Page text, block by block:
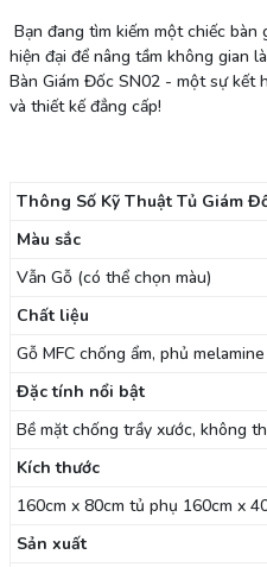
Bạn đang tìm kiếm một chiếc
hiện đại để nâng tầm không gian
Bàn Giám Đốc SN02 - một sự kết
và thiết kế đẳng cấp!
Thông Số Kỹ Thuật Tủ Giám
Màu sắc
Vẫn Gỗ (có thể chọn màu)
Chất liệu
Gỗ MFC chống ẩm, phủ melamine
Đặc tính nổi bật
Bề mặt chống trầy xước, không
Kích thước
160cm x 80cm tủ phụ 160cm x
Sản xuất